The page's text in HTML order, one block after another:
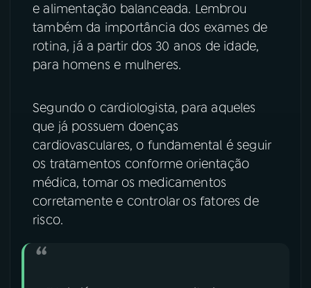
e alimentação balanceada. Lembrou
também da importância dos exames de
rotina, já a partir dos 30 anos de idade,
para homens e mulheres.
Segundo o cardiologista, para aqueles
que já possuem doenças
cardiovasculares, o fundamental é seguir
os tratamentos conforme orientação
médica, tomar os medicamentos
corretamente e controlar os fatores de
risco.